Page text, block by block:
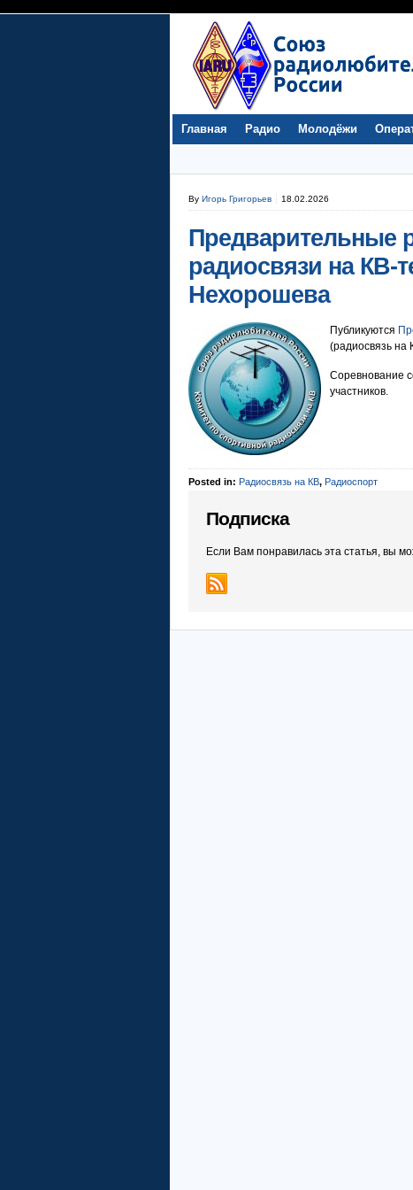
Главная Радио Молодёжи
By Игорь Григорьев 18.02.2026
Предварительные
радиосвязи на КВ-
Нехорошева
Публикуются
(радиосвязь
Соревнование
участников.
Posted in: Радиосвязь на КВ, Радиоспорт
Подписка
Если Вам понравилась эта статья, вы